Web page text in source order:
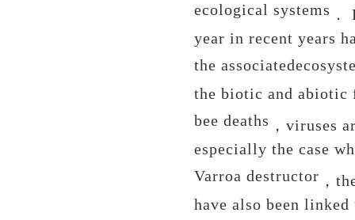
ecological systems ．
year in recent years
the
the biotic and abiotic
bee deaths ， viruses
especially the case
Varroa destructor ，
have also been